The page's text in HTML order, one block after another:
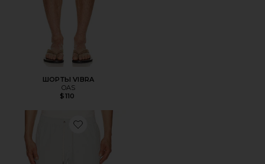
ШОРТЫ VIBRA
OAS
$110
Favorite ШОРТЫ KORE